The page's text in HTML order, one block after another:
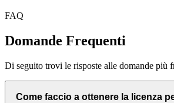
FAQ
Domande Frequenti
Di seguito trovi le risposte alle domande più
Come faccio a ottenere la licenza